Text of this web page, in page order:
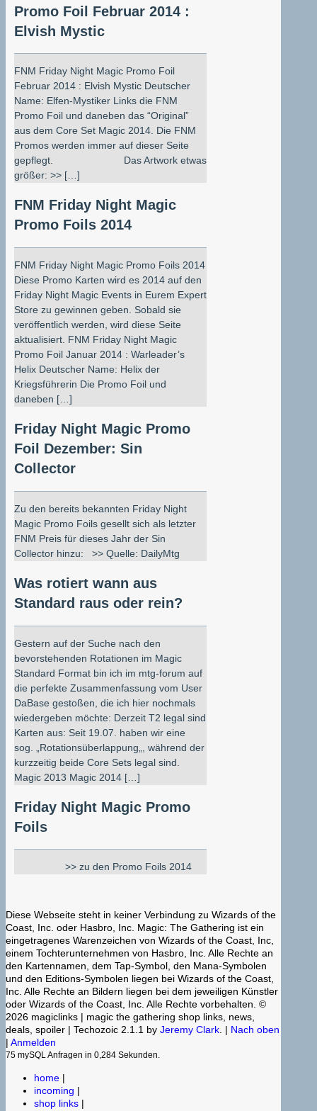
Promo Foil Februar 2014 :
Elvish Mystic
FNM Friday Night Magic Promo Foil
Februar 2014 : Elvish Mystic Deutscher
Name: Elfen-Mystiker Links die FNM
Promo Foil und daneben das “Original”
aus dem Core Set Magic 2014. Die FNM
Promos werden immer auf dieser Seite
gepflegt. Das Artwork etwas
größer: >> […]
FNM Friday Night Magic
Promo Foils 2014
FNM Friday Night Magic Promo Foils 2014
Diese Promo Karten wird es 2014 auf den
Friday Night Magic Events in Eurem Expert
Store zu gewinnen geben. Sobald sie
veröffentlich werden, wird diese Seite
aktualisiert. FNM Friday Night Magic
Promo Foil Januar 2014 : Warleader’s
Helix Deutscher Name: Helix der
Kriegsführerin Die Promo Foil und
daneben […]
Friday Night Magic Promo
Foil Dezember: Sin
Collector
Zu den bereits bekannten Friday Night
Magic Promo Foils gesellt sich als letzter
FNM Preis für dieses Jahr der Sin
Collector hinzu: >> Quelle: DailyMtg
Was rotiert wann aus
Standard raus oder rein?
Gestern auf der Suche nach den
bevorstehenden Rotationen im Magic
Standard Format bin ich im mtg-forum auf
die perfekte Zusammenfassung vom User
DaBase gestoßen, die ich hier nochmals
wiedergeben möchte: Derzeit T2 legal sind
Karten aus: Seit 19.07. haben wir eine
sog. „Rotationsüberlappung„, während der
kurzzeitig beide Core Sets legal sind.
Magic 2013 Magic 2014 […]
Friday Night Magic Promo
Foils
>> zu den Promo Foils 2014
Diese Webseite steht in keiner Verbindung zu Wizards of the
Coast, Inc. oder Hasbro, Inc. Magic: The Gathering ist ein
eingetragenes Warenzeichen von Wizards of the Coast, Inc,
einem Tochterunternehmen von Hasbro, Inc. Alle Rechte an
den Kartennamen, dem Tap-Symbol, den Mana-Symbolen
und den Editions-Symbolen liegen bei Wizards of the Coast,
Inc. Alle Rechte an Bildern liegen bei dem jeweiligen Künstler
oder Wizards of the Coast, Inc. Alle Rechte vorbehalten. ©
2026 magiclinks | magic the gathering shop links, news,
deals, spoiler | Techozoic 2.1.1 by Jeremy Clark. | Nach oben
| Anmelden
75 mySQL Anfragen in 0,284 Sekunden.
home |
incoming |
shop links |